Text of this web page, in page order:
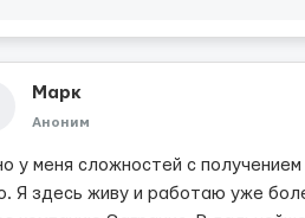
Марк
Аноним
у меня сложностей с
Я здесь живу и работаю уже